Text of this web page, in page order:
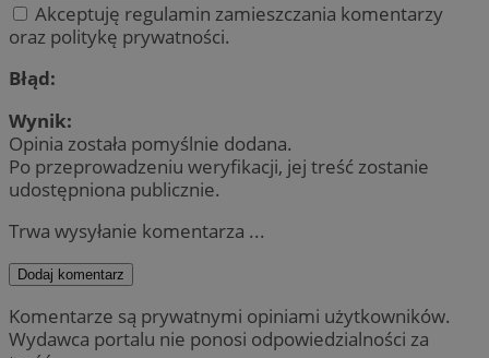
Akceptuję regulamin zamieszczania komentarzy
oraz politykę prywatności.
Błąd:
Wynik:
Opinia została pomyślnie dodana.
Po przeprowadzeniu weryfikacji, jej treść zostanie
udostępniona publicznie.
Trwa wysyłanie komentarza ...
Dodaj komentarz
Komentarze są prywatnymi opiniami użytkowników.
Wydawca portalu nie ponosi odpowiedzialności za